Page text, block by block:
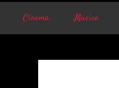
Cinema Música